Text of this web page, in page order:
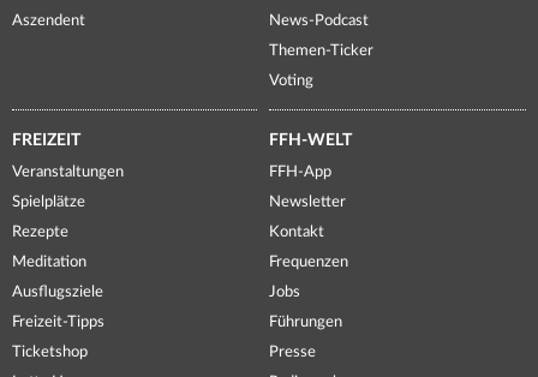
Aszendent
News-Podcast
Themen-Ticker
Voting
FREIZEIT
Veranstaltungen
Spielplätze
Rezepte
Meditation
Ausflugsziele
Freizeit-Tipps
Ticketshop
FFH-WELT
FFH-App
Newsletter
Kontakt
Frequenzen
Jobs
Führungen
Presse